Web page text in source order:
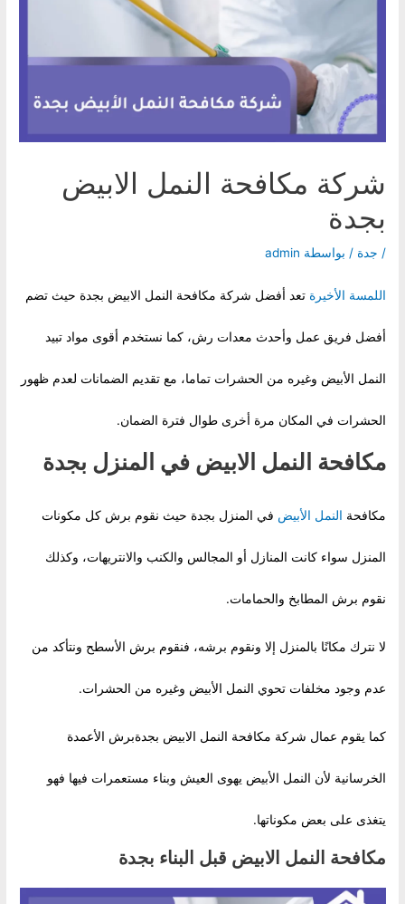
شركة مكافحة النمل الابيض
بجدة
/ جدة / بواسطة admin
اللمسة الأخيرةتعد أفضل شركة مكافحة النمل الابيض بجدة حيث تضم
أفضل فريق عمل وأحدث معدات رش، كما نستخدم أقوى مواد تبيد
النمل الأبيض وغيره من الحشرات تماما، مع تقديم الضمانات لعدم ظهور
الحشرات في المكان مرة أخرى طوال فترة الضمان.
مكافحة النمل الابيض في المنزل بجدة
مكافحة النمل الأبيض في المنزل بجدة حيث نقوم برش كل مكونات
المنزل سواء كانت المنازل أو المجالس والكنب والانتريهات، وكذلك
نقوم برش المطابخ والحمامات.
لا نترك مكانًا بالمنزل إلا ونقوم برشه، فنقوم برش الأسطح ونتأكد من
عدم وجود مخلفات تحوي النمل الأبيض وغيره من الحشرات.
كما يقوم عمال شركة مكافحة النمل الابيض بجدةبرش الأعمدة
الخرسانية لأن النمل الأبيض يهوى العيش وبناء مستعمرات فيها فهو
يتغذى على بعض مكوناتها.
مكافحة النمل الابيض قبل البناء بجدة